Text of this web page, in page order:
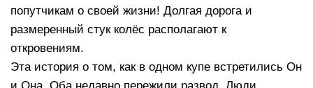
попутчикам о своей жизни! Долгая дорога и
размеренный стук колёс располагают к
откровениям.
Эта история о том, как в одном купе встретились Он
и Она. Оба недавно пережили развод. Люди